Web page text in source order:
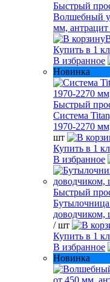
Быстрый
Волшебный
мм,
Купить в 1
В избранное
Новинка
Быстрый
Система
1970-2270
шт
Купить в 1
В избранное
Быстрый
доводчиком,
/ шт
Купить в 1
В избранное
Новинка